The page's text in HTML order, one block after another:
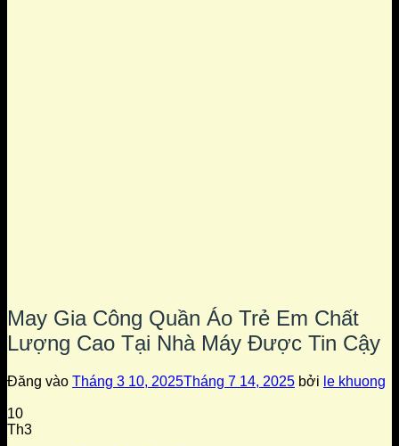
May Gia Công Quần Áo Trẻ Em Chất
Lượng Cao Tại Nhà Máy Được Tin Cậy
Đăng vào Tháng 3 10, 2025Tháng 7 14, 2025 bởi le khuong
10
Th3